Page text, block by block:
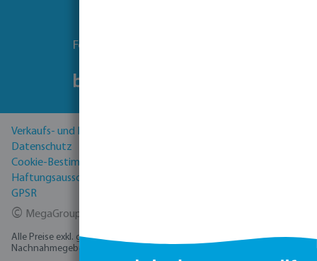
Folgen Sie uns
Verkaufs- und Lieferbedingungen
Datenschutz
Cookie-Bestimmungen
Haftungsausschluss
GPSR
© MegaGroup Trade 2026
Alle Preise exkl. gesetzl. Mehrwertsteuer zzgl. Versandkostenund ggf.
Nachnahmegebühren, wenn nicht anders angegeben.